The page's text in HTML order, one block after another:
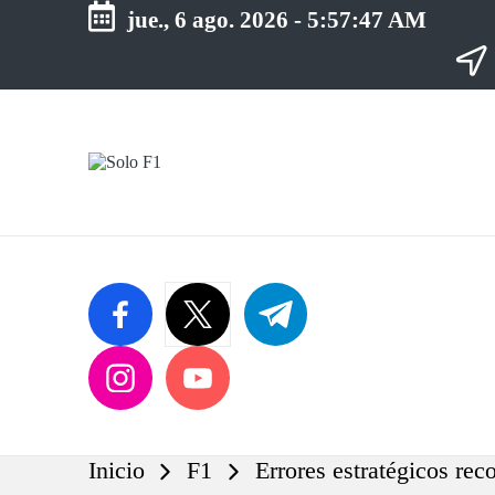
jue., 6 ago. 2026 - 5:57:48 AM
S
Para
facebook.comtwitter.com t.me
instagram.comyoutube.com
Inicio F1 Errores estratégicos